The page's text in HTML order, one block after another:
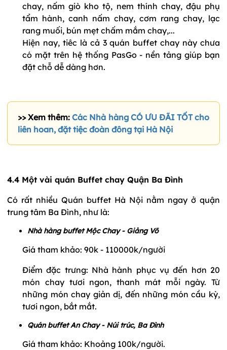
chay, nấm giò kho tộ, nem thính chay, đậu phụ
tẩm hành, canh nấm chay, cơm rang chay, lạc
rang muối, bún mẹt chấm mắm chay,...
Hiện nay, tiêc là cả 3 quán buffet chay này chưa
có mặt trên hệ thống PasGo - nền tảng giúp bạn
đặt chỗ dễ dàng hơn.
>> Xem thêm:Các Nhà hàng CÓ ƯU ĐÃI TỐT cho
liên hoan, đặt tiệc đoàn đông tại Hà Nội
4.4 Một vài quán Buffet chay Quận Ba Đình
Có rất nhiều Quán buffet Hà Nội nằm ngay ở quận
trung tâm Ba Đình, như là:
Nhà hàng buffet Mộc Chay - Giảng Võ
Giá tham khảo: 90k - 110000k/người
Điểm đặc trưng: Nhà hành phục vụ đến hơn 20
món chay tươi ngon, thanh mát mỗi ngày. Từ
những món chay giản dị, đến những món cầu kỳ,
tươi ngon, bắt mắt.
Quán buffet An Chay - Núi trúc, Ba Đình
Giá tham khảo: Khoảng 100k/người.